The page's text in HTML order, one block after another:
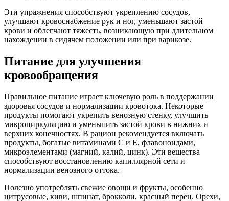
Эти упражнения способствуют укреплению сосудов,
улучшают кровоснабжение рук и ног, уменьшают застой
крови и облегчают тяжесть, возникающую при длительном
нахождении в сидячем положении или при варикозе.
Питание для улучшения
кровообращения
Правильное питание играет ключевую роль в поддержании
здоровья сосудов и нормализации кровотока. Некоторые
продукты помогают укрепить венозную стенку, улучшить
микроциркуляцию и уменьшить застой крови в нижних и
верхних конечностях. В рацион рекомендуется включать
продукты, богатые витаминами C и E, флавоноидами,
микроэлементами (магний, калий, цинк). Эти вещества
способствуют восстановлению капиллярной сети и
нормализации венозного оттока.
Полезно употреблять свежие овощи и фрукты, особенно
цитрусовые, киви, шпинат, брокколи, красный перец. Орехи,